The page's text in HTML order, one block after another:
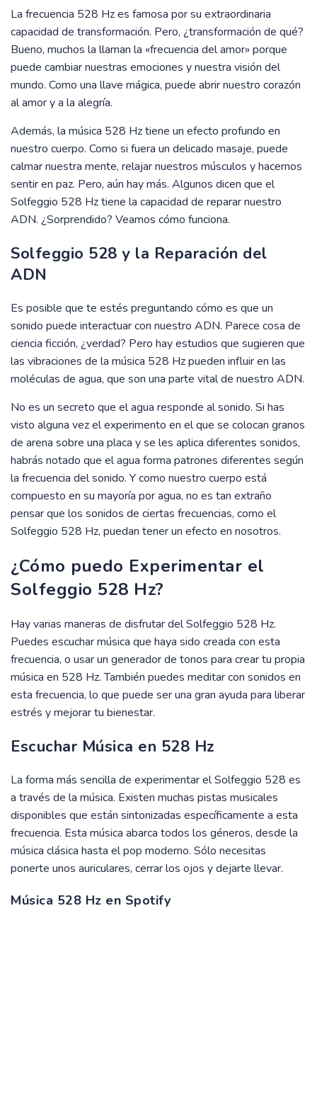
La frecuencia 528 Hz es famosa por su extraordinaria
capacidad de transformación. Pero, ¿transformación de qué?
Bueno, muchos la llaman la «frecuencia del amor» porque
puede cambiar nuestras emociones y nuestra visión del
mundo. Como una llave mágica, puede abrir nuestro corazón
al amor y a la alegría.
Además, la música 528 Hz tiene un efecto profundo en
nuestro cuerpo. Como si fuera un delicado masaje, puede
calmar nuestra mente, relajar nuestros músculos y hacernos
sentir en paz. Pero, aún hay más. Algunos dicen que el
Solfeggio 528 Hz tiene la capacidad de reparar nuestro
ADN. ¿Sorprendido? Veamos cómo funciona.
Solfeggio 528 y la Reparación del
ADN
Es posible que te estés preguntando cómo es que un
sonido puede interactuar con nuestro ADN. Parece cosa de
ciencia ficción, ¿verdad? Pero hay estudios que sugieren que
las vibraciones de la música 528 Hz pueden influir en las
moléculas de agua, que son una parte vital de nuestro ADN.
No es un secreto que el agua responde al sonido. Si has
visto alguna vez el experimento en el que se colocan granos
de arena sobre una placa y se les aplica diferentes sonidos,
habrás notado que el agua forma patrones diferentes según
la frecuencia del sonido. Y como nuestro cuerpo está
compuesto en su mayoría por agua, no es tan extraño
pensar que los sonidos de ciertas frecuencias, como el
Solfeggio 528 Hz, puedan tener un efecto en nosotros.
¿Cómo puedo Experimentar el
Solfeggio 528 Hz?
Hay varias maneras de disfrutar del Solfeggio 528 Hz.
Puedes escuchar música que haya sido creada con esta
frecuencia, o usar un generador de tonos para crear tu propia
música en 528 Hz. También puedes meditar con sonidos en
esta frecuencia, lo que puede ser una gran ayuda para liberar
estrés y mejorar tu bienestar.
Escuchar Música en 528 Hz
La forma más sencilla de experimentar el Solfeggio 528 es
a través de la música. Existen muchas pistas musicales
disponibles que están sintonizadas específicamente a esta
frecuencia. Esta música abarca todos los géneros, desde la
música clásica hasta el pop moderno. Sólo necesitas
ponerte unos auriculares, cerrar los ojos y dejarte llevar.
Música 528 Hz en Spotify